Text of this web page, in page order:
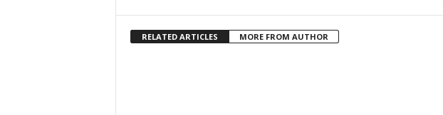
RELATED ARTICLES MORE FROM AUTHOR